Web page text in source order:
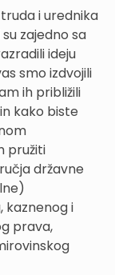
i urednika
zajedno sa
ideju
smo izdvojili
ih približili
kako biste
pružiti
državne
kaznenog i
prava,